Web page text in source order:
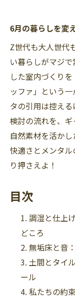
6月の暮らしを変
Z世代も大人世代
い暮らしがマジ
した室内づくり
ッファ」という
タの引用は控え
検討の流れを、ギ
自然素材を活か
快適さとメンタ
り押さえよ！
目次
調湿と仕上
どころ
無垢床と音
土間とタイ
ール
私たちの約